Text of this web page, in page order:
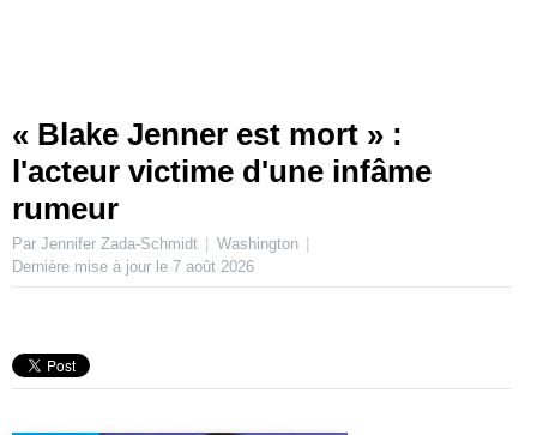
« Blake Jenner est mort » :
l'acteur victime d'une infâme
rumeur
Par Jennifer Zada-Schmidt
Washington
Dernière mise à jour le 7 août 2026